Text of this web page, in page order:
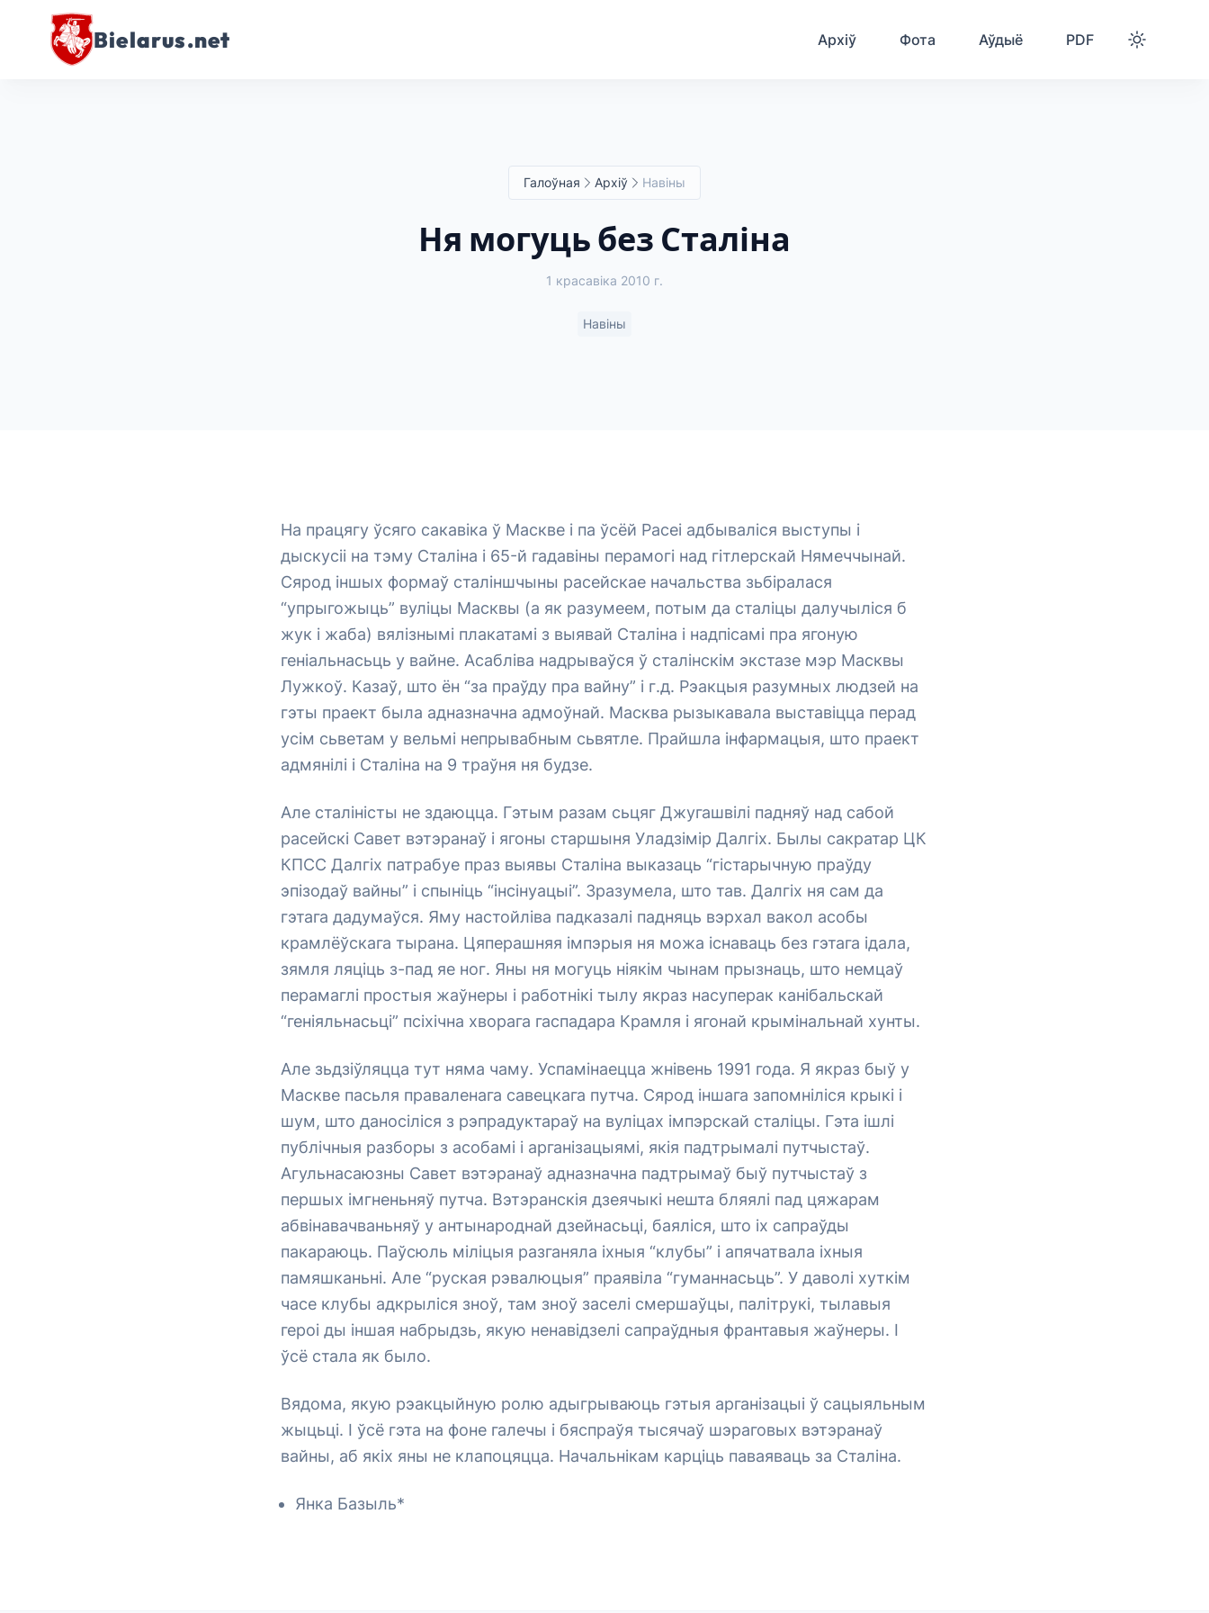
Bielarus.net Архіў Фота Аўдыё PDF
Галоўная Архіў Навіны
Ня могуць без Сталіна
1 красавіка 2010 г.
Навіны
На працягу ўсяго сакавіка ў Маскве і па ўсёй Расеі адбываліся выступы і
дыскусіі на тэму Сталіна і 65-й гадавіны перамогі над гітлерскай Нямеччынай.
Сярод іншых формаў сталіншчыны расейскае начальства зьбіралася
“упрыгожыць” вуліцы Масквы (а як разумеем, потым да сталіцы далучыліся б
жук і жаба) вялізнымі плакатамі з выявай Сталіна і надпісамі пра ягоную
геніальнасьць у вайне. Асабліва надрываўся ў сталінскім экстазе мэр Масквы
Лужкоў. Казаў, што ён “за праўду пра вайну” і г.д. Рэакцыя разумных людзей на
гэты праект была адназначна адмоўнай. Масква рызыкавала выставіцца перад
усім сьветам у вельмі непрывабным сьвятле. Прайшла інфармацыя, што праект
адмянілі і Сталіна на 9 траўня ня будзе.
Але сталіністы не здаюцца. Гэтым разам сьцяг Джугашвілі падняў над сабой
расейскі Савет вэтэранаў і ягоны старшыня Уладзімір Далгіх. Былы сакратар ЦК
КПСС Далгіх патрабуе праз выявы Сталіна выказаць “гістарычную праўду
эпізодаў вайны” і спыніць “інсінуацыі”. Зразумела, што тав. Далгіх ня сам да
гэтага дадумаўся. Яму настойліва падказалі падняць вэрхал вакол асобы
крамлёўскага тырана. Цяперашняя імпэрыя ня можа існаваць без гэтага ідала,
зямля ляціць з-пад яе ног. Яны ня могуць ніякім чынам прызнаць, што немцаў
перамаглі простыя жаўнеры і работнікі тылу якраз насуперак канібальскай
“геніяльнасьці” псіхічна хворага гаспадара Крамля і ягонай крымінальнай хунты.
Але зьдзіўляцца тут няма чаму. Успамінаецца жнівень 1991 года. Я якраз быў у
Маскве пасьля праваленага савецкага путча. Сярод іншага запомніліся крыкі і
шум, што даносіліся з рэпрадуктараў на вуліцах імпэрскай сталіцы. Гэта ішлі
публічныя разборы з асобамі і арганізацыямі, якія падтрымалі путчыстаў.
Агульнасаюзны Савет вэтэранаў адназначна падтрымаў быў путчыстаў з
першых імгненьняў путча. Вэтэранскія дзеячыкі нешта бляялі пад цяжарам
абвінавачваньняў у антынароднай дзейнасьці, баяліся, што іх сапраўды
пакараюць. Паўсюль міліцыя разганяла іхныя “клубы” і апячатвала іхныя
памяшканьні. Але “руская рэвалюцыя” праявіла “гуманнасьць”. У даволі хуткім
часе клубы адкрыліся зноў, там зноў заселі смершаўцы, палітрукі, тылавыя
героі ды іншая набрыдзь, якую ненавідзелі сапраўдныя франтавыя жаўнеры. І
ўсё стала як было.
Вядома, якую рэакцыйную ролю адыгрываюць гэтыя арганізацыі ў сацыяльным
жыцьці. І ўсё гэта на фоне галечы і бяспраўя тысячаў шэраговых вэтэранаў
вайны, аб якіх яны не клапоцяцца. Начальнікам карціць паваяваць за Сталіна.
Янка Базыль*